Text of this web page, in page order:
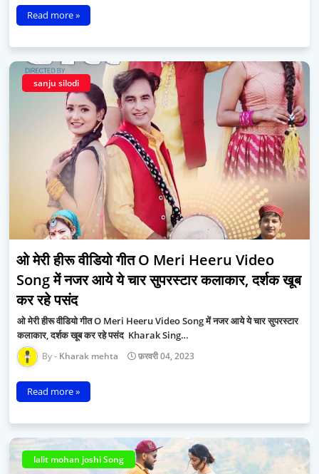
Read more »
sanju silodi
ओ मेरी हीरू वीडियो गीत O Meri Heeru Video
Song में नजर आये ये चार सुपरस्टार कलाकार, दर्शक खूब
कर रहे पसंद
ओ मेरी हीरू वीडियो गीत O Meri Heeru Video Song में नजर आये ये चार सुपरस्टार
कलाकार, दर्शक खूब कर रहे पसंद Kharak Sing…
Kharak mehta फ़रवरी 04, 2023
Read more »
lalit mohan joshi Song